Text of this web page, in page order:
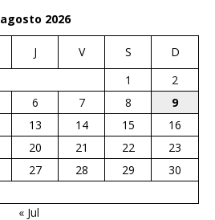
agosto 2026
J V S
D
1
2
6 7 8
9
13 14 15
16
20 21 22
23
27 28 29
30
« Jul